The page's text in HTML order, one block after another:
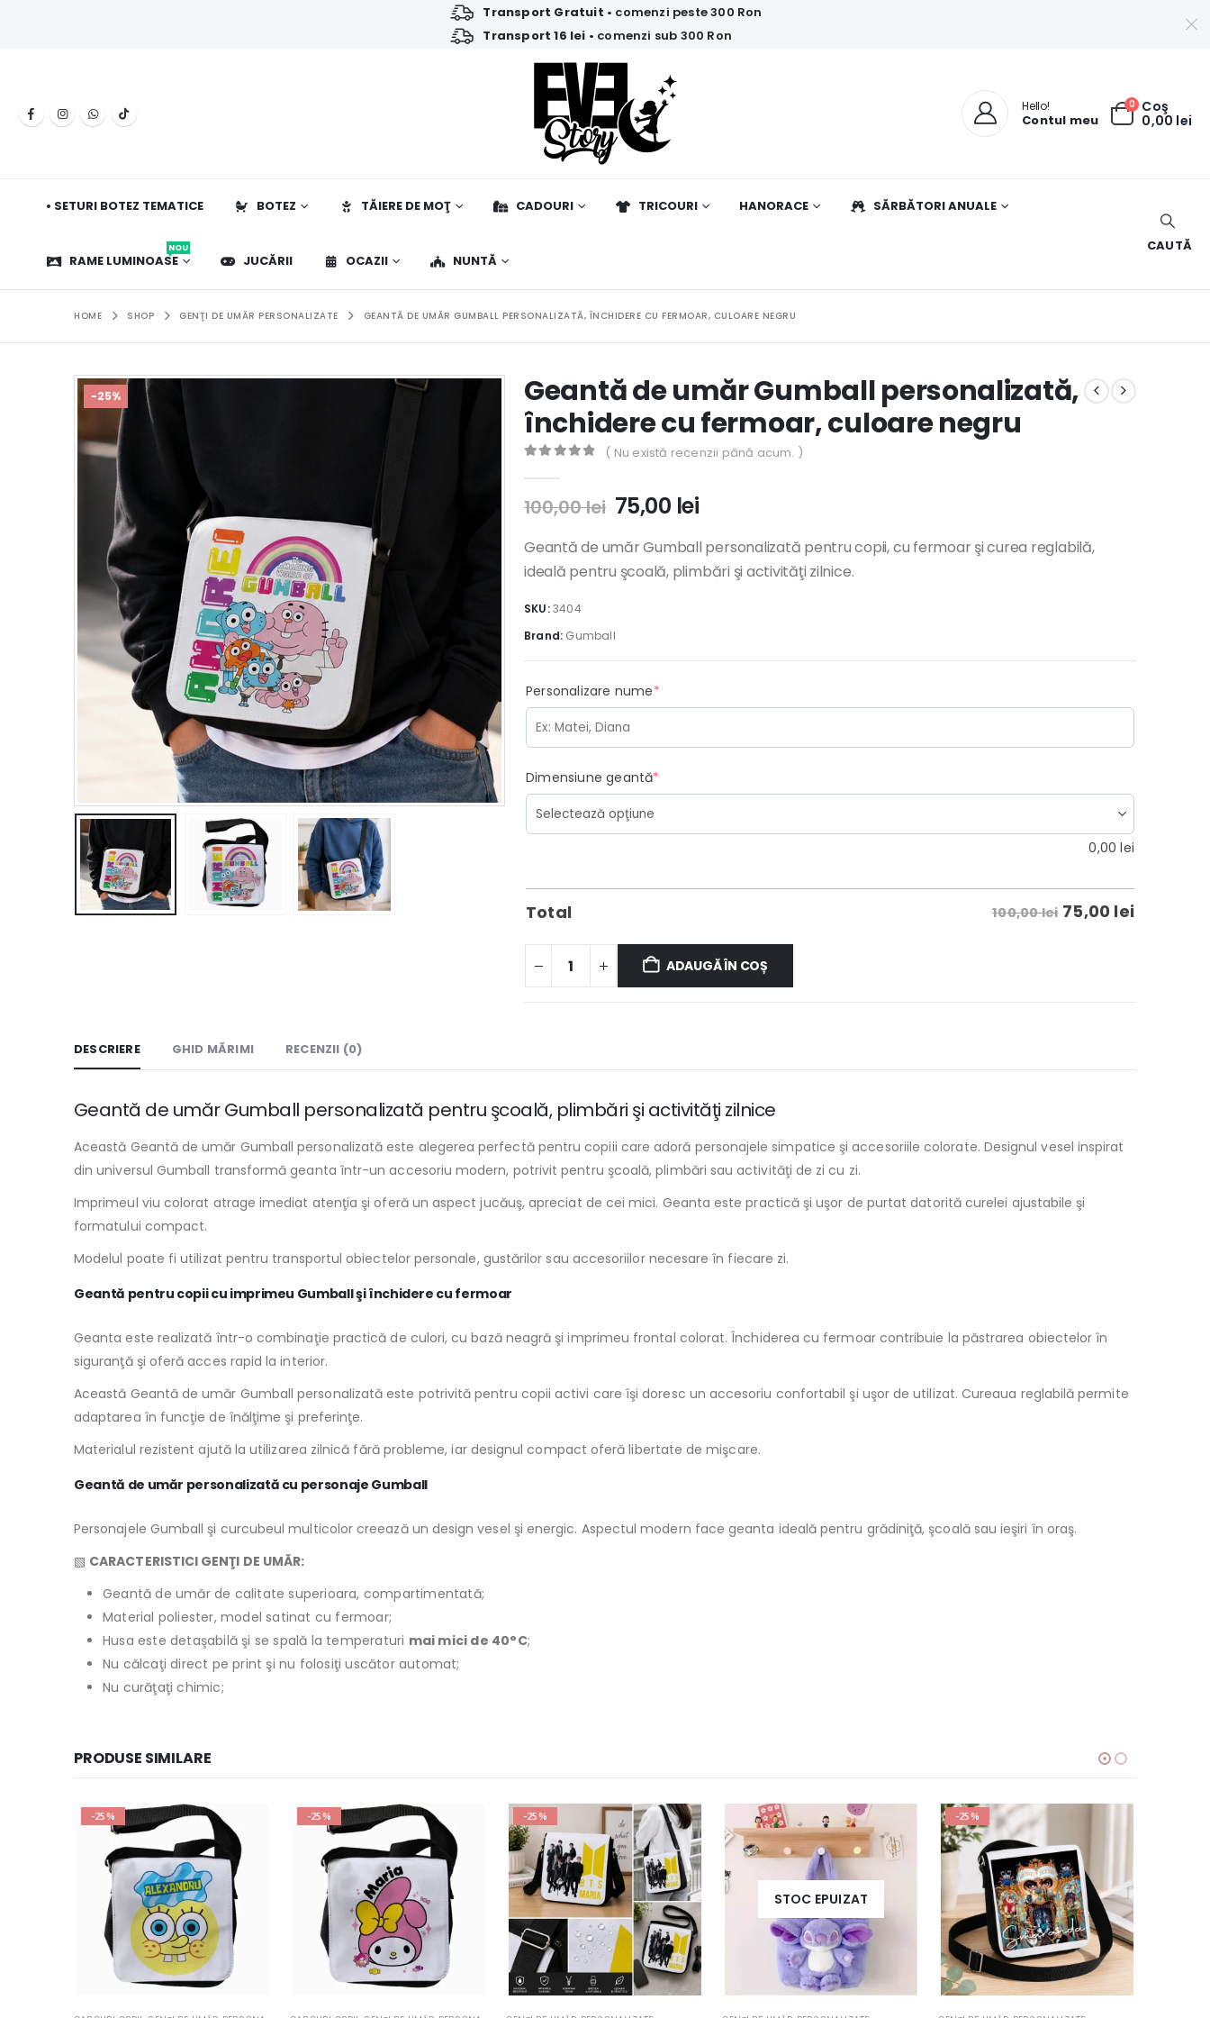
Transport Gratuit • comenzi peste 300 Ron
Transport 16 lei • comenzi sub 300 Ron
Hello!
Contul meu
0 Coş
0,00 lei
• SETURI BOTEZ TEMATICE BOTEZ TĂIERE DE MOŢ CADOURI TRICOURI HANORACE SĂRBĂTORI ANUALE
RAME LUMINOASE
NOU
JUCĂRII OCAZII NUNTĂ
CAUTĂ
HOME SHOP GENŢI DE UMĂR PERSONALIZATE GEANTĂ DE UMĂR GUMBALL PERSONALIZATĂ, ÎNCHIDERE CU FERMOAR, CULOARE NEGRU
-25%
Geantă de umăr Gumball personalizată,
închidere cu fermoar, culoare negru
( Nu există recenzii până acum. )
100,00lei Prețul
a
fost:
75,00 leiPrețul
este:
75,00 lei.
Geantă de umăr Gumball personalizată pentru copii, cu fermoar şi curea reglabilă,
ideală pentru şcoală, plimbări şi activităţi zilnice.
SKU:3404
Brand: Gumball
Personalizare nume*(required)
Dimensiune geantă*
0,00lei
Total 100,00 lei 75,00 lei
ADAUGĂ ÎN COȘ
DESCRIERE GHID MĂRIMI RECENZII (0)
Geantă de umăr Gumball personalizată pentru şcoală, plimbări şi activităţi zilnice
Această Geantă de umăr Gumball personalizată este alegerea perfectă pentru copiii care adoră personajele simpatice şi accesoriile colorate. Designul vesel inspirat
din universul Gumball transformă geanta într-un accesoriu modern, potrivit pentru şcoală, plimbări sau activităţi de zi cu zi.
Imprimeul viu colorat atrage imediat atenţia şi oferă un aspect jucăuş, apreciat de cei mici. Geanta este practică şi uşor de purtat datorită curelei ajustabile şi
formatului compact.
Modelul poate fi utilizat pentru transportul obiectelor personale, gustărilor sau accesoriilor necesare în fiecare zi.
Geantă pentru copii cu imprimeu Gumball şi închidere cu fermoar
Geanta este realizată într-o combinaţie practică de culori, cu bază neagră şi imprimeu frontal colorat. Închiderea cu fermoar contribuie la păstrarea obiectelor în
siguranţă şi oferă acces rapid la interior.
Această Geantă de umăr Gumball personalizată este potrivită pentru copii activi care îşi doresc un accesoriu confortabil şi uşor de utilizat. Cureaua reglabilă permite
adaptarea în funcţie de înălţime şi preferinţe.
Materialul rezistent ajută la utilizarea zilnică fără probleme, iar designul compact oferă libertate de mişcare.
Geantă de umăr personalizată cu personaje Gumball
Personajele Gumball şi curcubeul multicolor creează un design vesel şi energic. Aspectul modern face geanta ideală pentru grădiniţă, şcoală sau ieşiri în oraş.
▧ CARACTERISTICI GENŢI DE UMĂR:
Geantă de umăr de calitate superioara, compartimentată;
Material poliester, model satinat cu fermoar;
Husa este detaşabilă şi se spală la temperaturi mai mici de 40°C;
Nu călcaţi direct pe print şi nu folosiţi uscător automat;
Nu curăţaţi chimic;
PRODUSE SIMILARE
-25% -25%
STOC EPUIZAT
-25% -25%